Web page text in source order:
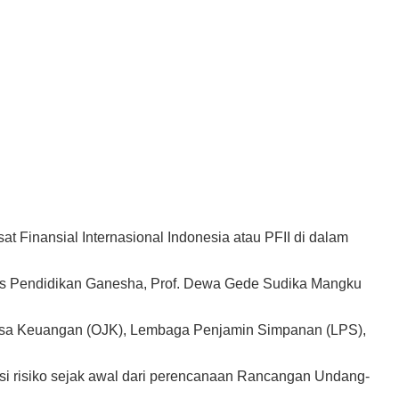
Finansial Internasional Indonesia atau PFII di dalam
Ganesha, Prof. Dewa Gede Sudika Mangku
Keuangan (OJK), Lembaga Penjamin Simpanan (LPS),
risiko sejak awal dari perencanaan Rancangan Undang-